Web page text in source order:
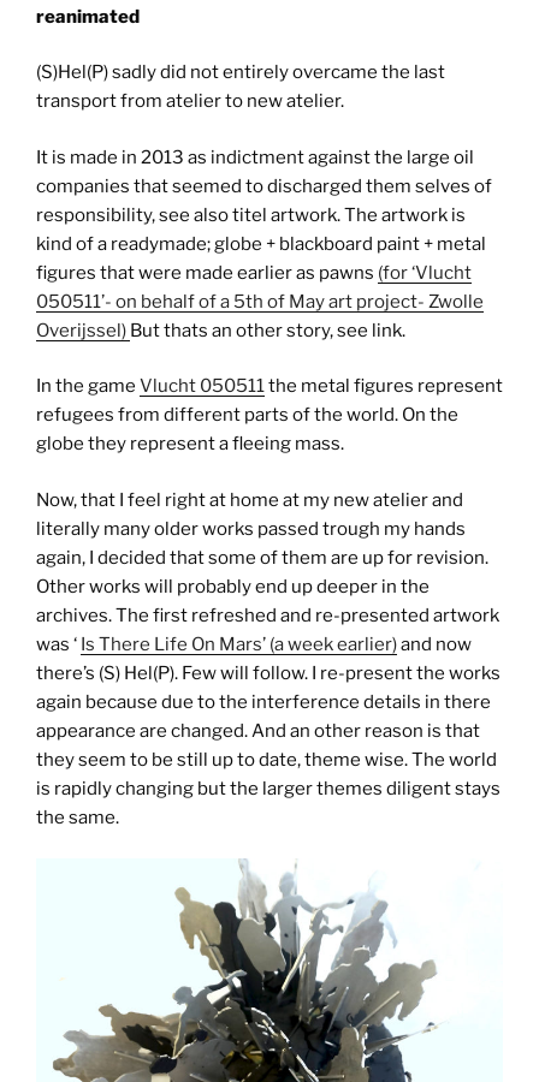
reanimated
(S)Hel(P) sadly did not entirely overcame the last
transport from atelier to new atelier.
It is made in 2013 as indictment against the large oil
companies that seemed to discharged them selves of
responsibility, see also titel artwork. The artwork is
kind of a readymade; globe + blackboard paint + metal
figures that were made earlier as pawns (for ‘Vlucht
050511’- on behalf of a 5th of May art project- Zwolle
Overijssel) But thats an other story, see link.
In the game Vlucht 050511the metal figures represent
refugees from different parts of the world. On the
globe they represent a fleeing mass.
Now, that I feel right at home at my new atelier and
literally many older works passed trough my hands
again, I decided that some of them are up for revision.
Other works will probably end up deeper in the
archives. The first refreshed and re-presented artwork
was ‘ Is There Life On Mars’ (a week earlier)and now
there’s (S) Hel(P). Few will follow. I re-present the works
again because due to the interference details in there
appearance are changed. And an other reason is that
they seem to be still up to date, theme wise. The world
is rapidly changing but the larger themes diligent stays
the same.